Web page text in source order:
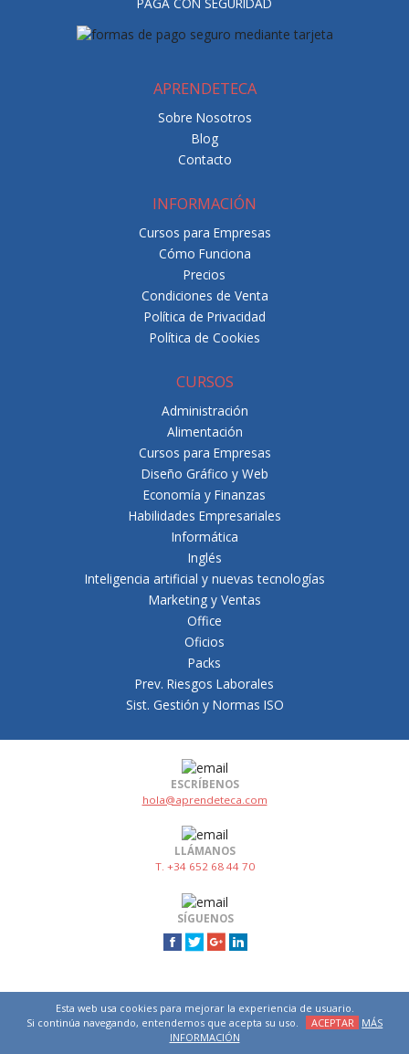
APRENDETECA
Sobre Nosotros
Blog
Contacto
INFORMACIÓN
Cursos para Empresas
Cómo Funciona
Precios
Condiciones de Venta
Política de Privacidad
Política de Cookies
CURSOS
Administración
Alimentación
Cursos para Empresas
Diseño Gráfico y Web
Economía y Finanzas
Habilidades Empresariales
Informática
Inglés
Inteligencia artificial y nuevas tecnologías
Marketing y Ventas
Office
Oficios
Packs
Prev. Riesgos Laborales
Sist. Gestión y Normas ISO
ESCRÍBENOS
hola@aprendeteca.com
LLÁMANOS
T. +34 652 68 44 70
SÍGUENOS
Esta web usa cookies para mejorar la experiencia de usuario.
Si continúa navegando, entendemos que acepta su uso.
ACEPTAR
MÁS
INFORMACIÓN